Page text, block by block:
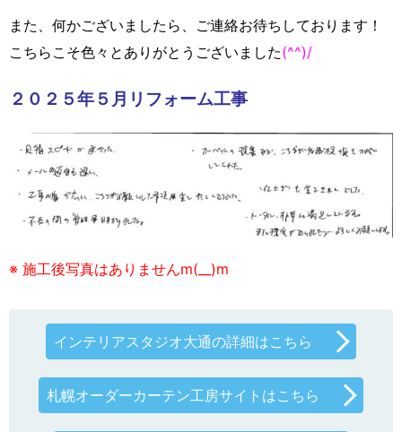
また、何かございましたら、ご連絡お待ちしております！
こちらこそ色々とありがとうございました(^^)/
２０２５年５月リフォーム工事
※ 施工後写真はありませんm(__)m
インテリアスタジオ大通の詳細はこちら
札幌オーダーカーテン工房サイトはこちら